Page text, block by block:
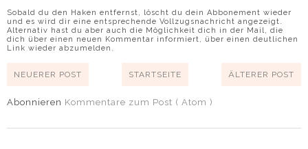
Sobald du den Haken entfernst, löscht du dein Abbonement wieder
und es wird dir eine entsprechende Vollzugsnachricht angezeigt.
Alternativ hast du aber auch die Möglichkeit dich in der Mail, die
dich über einen neuen Kommentar informiert, über einen deutlichen
Link wieder abzumelden.
NEUERER POST ÄLTERER POST
STARTSEITE
Abonnieren Kommentare zum Post ( Atom )